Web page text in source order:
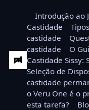
Introdução ao
Castidade
castidade
castidade
O
Castidade Sissy:
Seleção de
castidade
o Veru One é o
esta tarefa?